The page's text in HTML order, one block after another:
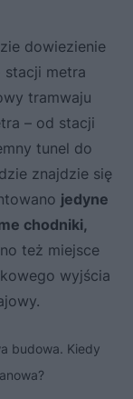
dowiezienie
stacji metra
tramwaju
– od stacji
tunel do
znajdzie się
jedyne
chodniki,
też miejsce
wyjścia
budowa. Kiedy